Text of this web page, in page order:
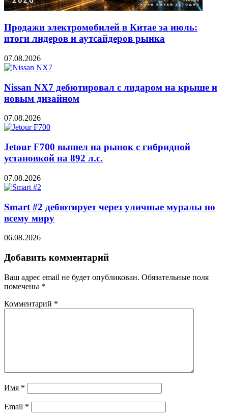
Продажи электромобилей в Китае за июль:
итоги лидеров и аутсайдеров рынка
07.08.2026
Nissan NX7 дебютировал с лидаром на крыше и
новым дизайном
07.08.2026
Jetour F700 вышел на рынок с гибридной
установкой на 892 л.с.
07.08.2026
Smart #2 дебютирует через уличные муралы по
всему миру
06.08.2026
Добавить комментарий
Ваш адрес email не будет опубликован. Обязательные поля
помечены *
Комментарий *
Имя *
Email *